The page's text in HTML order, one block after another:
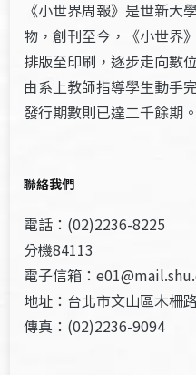
《小世界周報》是世新大
物，創刊至今，《小世界
排版至印刷，逐步走向數
由系上教師指導學生動手
發行期數則已達二千餘期。
聯絡我們
電話：(02)2236-8225
分機84113
電子信箱：
地址：台北市文山區木柵
傳真：(02)2236-9094